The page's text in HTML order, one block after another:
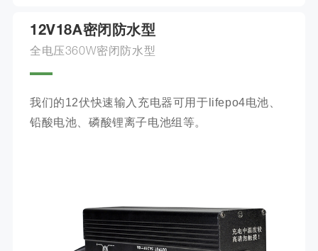
12V18A密闭防水型
全电压360W密闭防水型
我们的12伏快速输入充电器可用于lifepo4电池、
铅酸电池、磷酸锂离子电池组等。